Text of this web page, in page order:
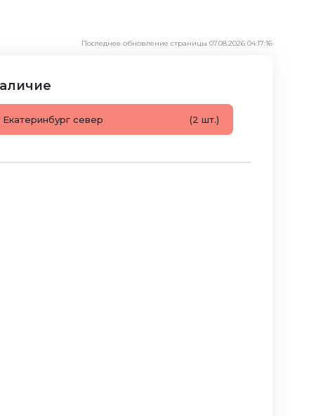
Последнее обновление страницы 07.08.2026 04:17:16
Екатеринбург север (2 шт.)